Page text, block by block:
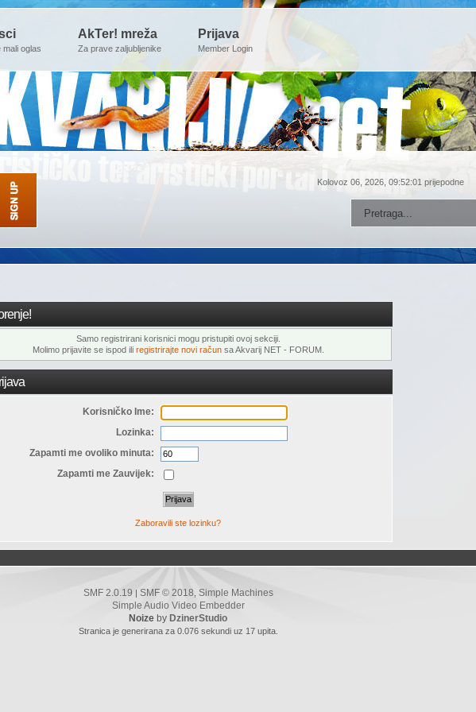
mali oglas
AkTer! mreža
Za prave zaljubljenike
Prijava
Member Login
Kolovoz 06, 2026, 09:52:01 prijepodne
Samo registrirani korisnici mogu pristupiti ovoj sekciji.
Molimo prijavite se ispod ili registrirajte novi računsa Akvarij NET - FORUM.
Korisničko Ime:
Lozinka:
Zapamti me ovoliko minuta:
Zapamti me Zauvijek:
Zaboravili ste lozinku?
SMF 2.0.19 SMF © 2018 Simple Machines
Simple Audio Video Embedder
Noize by DzinerStudio
Stranica je generirana za 0.076 sekundi uz 17 upita.